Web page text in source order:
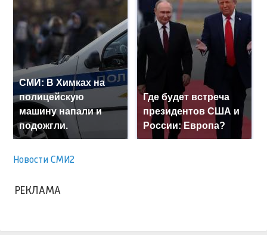
СМИ: В Химках на
полицейскую
машину напали и
подожгли.
Где будет встреча
президентов США и
России: Европа?
Новости СМИ2
РЕКЛАМА